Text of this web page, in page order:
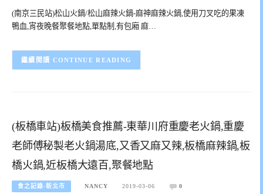
(南京三民站)松山火鍋/松山麻辣火鍋-麻神麻辣火鍋,使用刀叉吃的果凍
鴨血,宵夜晚餐聚餐地點,單點制,有包廂 麻…
CONTINUE READING
(板橋車站)板橋美食推薦-東華川府重慶老火鍋,重慶
老師傅秘製老火鍋湯底,又香又麻又辣,板橋麻辣鍋,板
橋火鍋,近板橋大遠百,聚餐地點
食之記錄-新北市 NANCY 2019-03-06 0